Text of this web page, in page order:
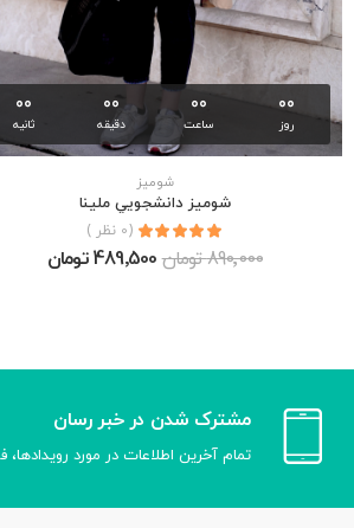
00
روز
00
ساعت
00
دقیقه
00
ثانیه
شوميز
شوميز دانشجويي ملينا
(0 نظر )
890٬000 تومان 489٬500 تومان
مشترک شدن در خبر رسان
تمام آخرین اطلاعات در مورد